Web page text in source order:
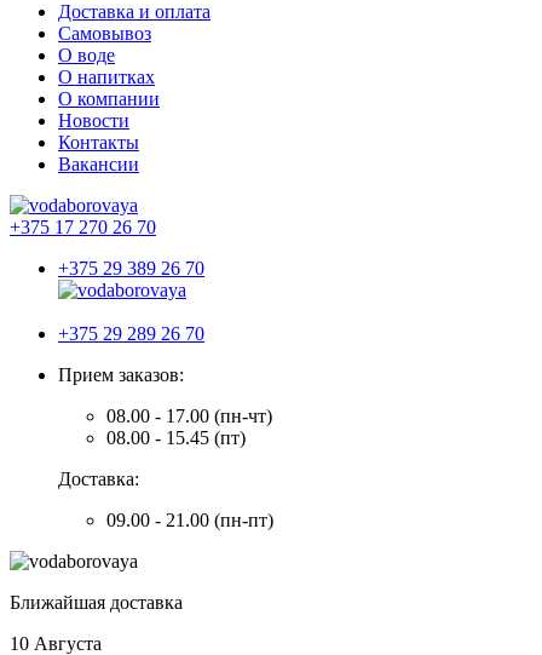
Доставка и оплата
Самовывоз
О воде
О напитках
О компании
Новости
Контакты
Вакансии
+375 17 270 26 70
+375 29 389 26 70
+375 29 289 26 70
Прием заказов:
08.00 - 17.00 (пн-чт)
08.00 - 15.45 (пт)
Доставка:
09.00 - 21.00 (пн-пт)
Ближайшая доставка
10 Августа